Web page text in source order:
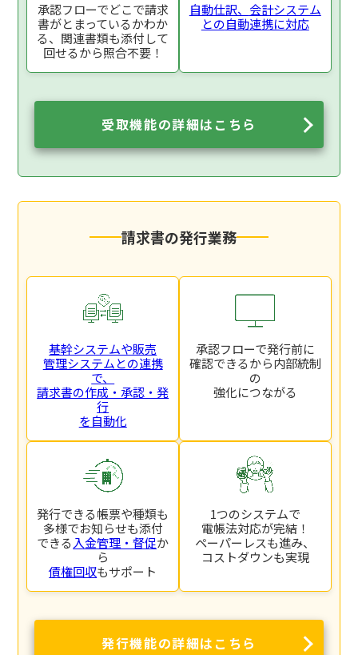
承認フローでどこで請求
書がとまっているかわか
る、関連書類も添付して
回せるから照合不要！
自動仕訳、 会計システム
との自動連携に対応
受取機能の詳細はこちら
請求書の発行業務
基幹システムや販売
管理システムとの連携
で、
請求書の作成・承認・発
行
を自動化
承認フローで発行前に
確認できるから内部統制
の
強化につながる
発行できる帳票や種類も
多様でお知らせも添付
できる入金管理・督促か
ら
債権回収もサポート
1つのシステムで
電帳法対応が完結！
ペーパーレスも進み、
コストダウンも実現
発行機能の詳細はこちら